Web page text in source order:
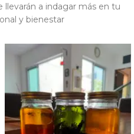
a indagar más en tu
y bienestar